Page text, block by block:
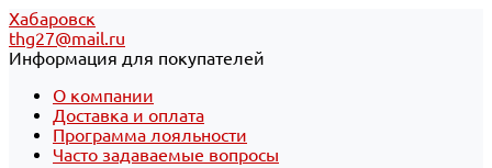
Хабаровск
thg27@mail.ru
Информация для покупателей
О компании
Доставка и оплата
Программа лояльности
Часто задаваемые вопросы